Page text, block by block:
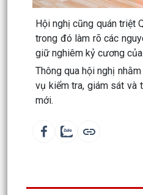
Hội nghị cũng quán triệt
trong đó làm rõ các
giữ nghiêm kỷ cương
Thông qua hội nghị
vụ kiểm tra, giám sát và
mới.